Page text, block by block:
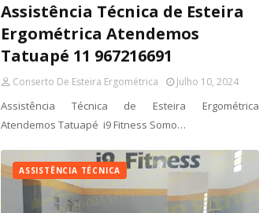
Assistência Técnica de Esteira
Ergométrica Atendemos
Tatuapé 11 967216691
Conserto De Esteira Ergométrica Julho 10, 2024
Assistência Técnica de Esteira Ergométrica
Atendemos Tatuapé i9 Fitness Somo…
ASSISTÊNCIA TÉCNICA